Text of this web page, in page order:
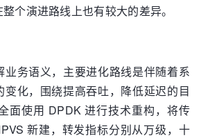
个演进路线上也有较大的差异。
业务语义，主要进化路线是伴随着系
化，围绕提高吞吐，降低延迟的目
面使用 DPDK 进行技术重构，将传
新建，转发指标分别从万级，十